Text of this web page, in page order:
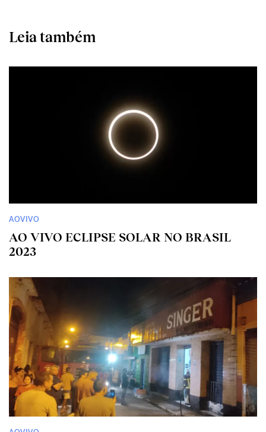
Leia também
AOVIVO
AO VIVO ECLIPSE SOLAR NO BRASIL
2023